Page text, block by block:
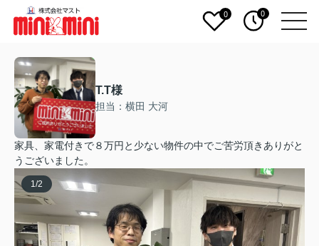
0 0
T.T様
担当：横田 大河
家具、家電付きで８万円と少ない物件の中でご苦労頂きありがと
うございました。
1 /2